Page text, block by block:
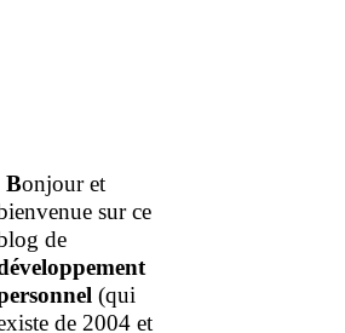
Bonjour et
sur ce
de
(qui
de 2004 et